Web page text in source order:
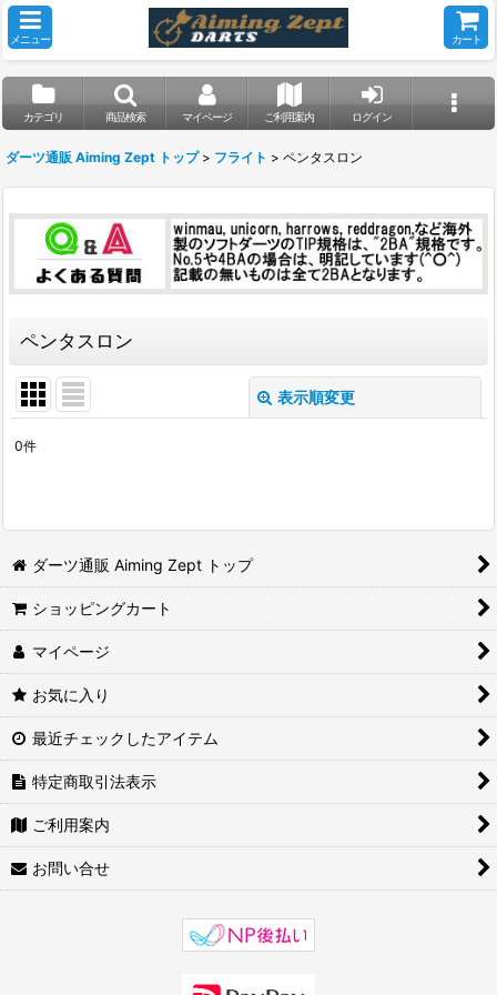
メニュー カート
カテゴリ 商品検索 マイページ ご利用案内 ログイン
ダーツ通販 Aiming Zept トップ > フライト > ペンタスロン
ペンタスロン
表示順変更
0件
ダーツ通販 Aiming Zept トップ
ショッピングカート
マイページ
お気に入り
最近チェックしたアイテム
特定商取引法表示
ご利用案内
お問い合せ